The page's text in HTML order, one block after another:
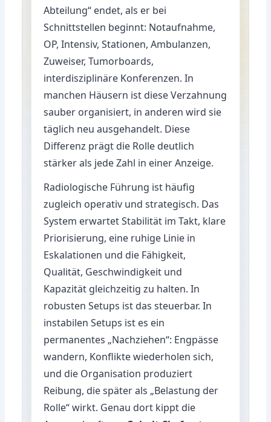
Abteilung“ endet, als er bei
Schnittstellen beginnt: Notaufnahme,
OP, Intensiv, Stationen, Ambulanzen,
Zuweiser, Tumorboards,
interdisziplinäre Konferenzen. In
manchen Häusern ist diese Verzahnung
sauber organisiert, in anderen wird sie
täglich neu ausgehandelt. Diese
Differenz prägt die Rolle deutlich
stärker als jede Zahl in einer Anzeige.
Radiologische Führung ist häufig
zugleich operativ und strategisch. Das
System erwartet Stabilität im Takt, klare
Priorisierung, eine ruhige Linie in
Eskalationen und die Fähigkeit,
Qualität, Geschwindigkeit und
Kapazität gleichzeitig zu halten. In
robusten Setups ist das steuerbar. In
instabilen Setups ist es ein
permanentes „Nachziehen“: Engpässe
wandern, Konflikte wiederholen sich,
und die Organisation produziert
Reibung, die später als „Belastung der
Rolle“ wirkt. Genau dort kippt die